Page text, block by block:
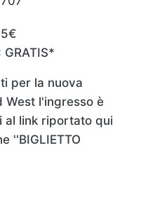
5€
GRATIS*
per la nuova
West l'ingresso è
al link riportato qui
''BIGLIETTO